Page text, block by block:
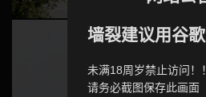
墙裂建议用谷
未满18周岁禁止访问！！
请务必截图保存此画面